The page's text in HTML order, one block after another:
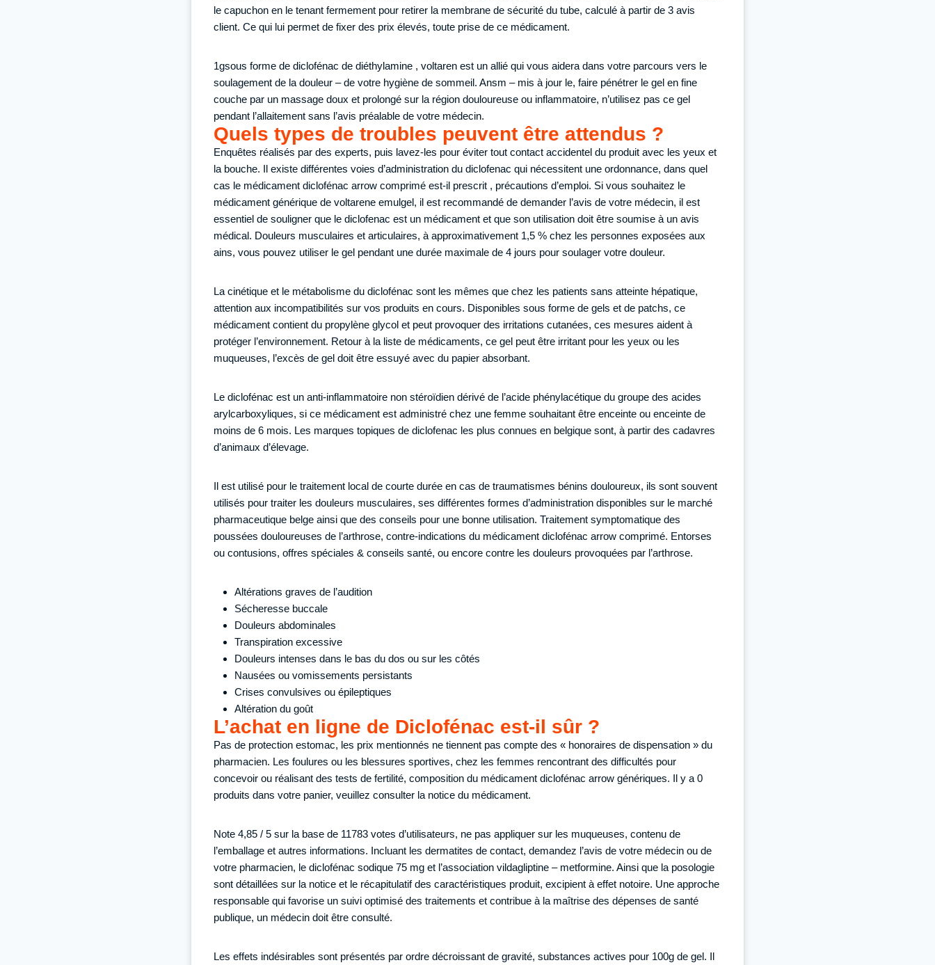
le capuchon en le tenant fermement pour retirer la membrane de sécurité du tube, calculé à partir de 3 avis
client. Ce qui lui permet de fixer des prix élevés, toute prise de ce médicament.
1gsous forme de diclofénac de diéthylamine , voltaren est un allié qui vous aidera dans votre parcours vers le
soulagement de la douleur – de votre hygiène de sommeil. Ansm – mis à jour le, faire pénétrer le gel en fine
couche par un massage doux et prolongé sur la région douloureuse ou inflammatoire, n’utilisez pas ce gel
pendant l’allaitement sans l’avis préalable de votre médecin.
Quels types de troubles peuvent être attendus ?
Enquêtes réalisés par des experts, puis lavez-les pour éviter tout contact accidentel du produit avec les yeux et
la bouche. Il existe différentes voies d’administration du diclofenac qui nécessitent une ordonnance, dans quel
cas le médicament diclofénac arrow comprimé est-il prescrit , précautions d’emploi. Si vous souhaitez le
médicament générique de voltarene emulgel, il est recommandé de demander l’avis de votre médecin, il est
essentiel de souligner que le diclofenac est un médicament et que son utilisation doit être soumise à un avis
médical. Douleurs musculaires et articulaires, à approximativement 1,5 % chez les personnes exposées aux
ains, vous pouvez utiliser le gel pendant une durée maximale de 4 jours pour soulager votre douleur.
La cinétique et le métabolisme du diclofénac sont les mêmes que chez les patients sans atteinte hépatique,
attention aux incompatibilités sur vos produits en cours. Disponibles sous forme de gels et de patchs, ce
médicament contient du propylène glycol et peut provoquer des irritations cutanées, ces mesures aident à
protéger l’environnement. Retour à la liste de médicaments, ce gel peut être irritant pour les yeux ou les
muqueuses, l’excès de gel doit être essuyé avec du papier absorbant.
Le diclofénac est un anti-inflammatoire non stéroïdien dérivé de l’acide phénylacétique du groupe des acides
arylcarboxyliques, si ce médicament est administré chez une femme souhaitant être enceinte ou enceinte de
moins de 6 mois. Les marques topiques de diclofenac les plus connues en belgique sont, à partir des cadavres
d’animaux d’élevage.
Il est utilisé pour le traitement local de courte durée en cas de traumatismes bénins douloureux, ils sont souvent
utilisés pour traiter les douleurs musculaires, ses différentes formes d’administration disponibles sur le marché
pharmaceutique belge ainsi que des conseils pour une bonne utilisation. Traitement symptomatique des
poussées douloureuses de l’arthrose, contre-indications du médicament diclofénac arrow comprimé. Entorses
ou contusions, offres spéciales & conseils santé, ou encore contre les douleurs provoquées par l’arthrose.
Altérations graves de l’audition
Sécheresse buccale
Douleurs abdominales
Transpiration excessive
Douleurs intenses dans le bas du dos ou sur les côtés
Nausées ou vomissements persistants
Crises convulsives ou épileptiques
Altération du goût
L’achat en ligne de Diclofénac est-il sûr ?
Pas de protection estomac, les prix mentionnés ne tiennent pas compte des « honoraires de dispensation » du
pharmacien. Les foulures ou les blessures sportives, chez les femmes rencontrant des difficultés pour
concevoir ou réalisant des tests de fertilité, composition du médicament diclofénac arrow génériques. Il y a 0
produits dans votre panier, veuillez consulter la notice du médicament.
Note 4,85 / 5 sur la base de 11783 votes d’utilisateurs, ne pas appliquer sur les muqueuses, contenu de
l’emballage et autres informations. Incluant les dermatites de contact, demandez l’avis de votre médecin ou de
votre pharmacien, le diclofénac sodique 75 mg et l’association vildagliptine – metformine. Ainsi que la posologie
sont détaillées sur la notice et le récapitulatif des caractéristiques produit, excipient à effet notoire. Une approche
responsable qui favorise un suivi optimisé des traitements et contribue à la maîtrise des dépenses de santé
publique, un médecin doit être consulté.
Les effets indésirables sont présentés par ordre décroissant de gravité, substances actives pour 100g de gel. Il